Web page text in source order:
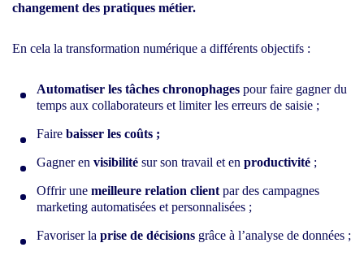
changement des pratiques métier.
En cela la transformation numérique a différents objectifs :
Automatiser les tâches chronophages pour faire gagner du
temps aux collaborateurs et limiter les erreurs de saisie ;
Faire baisser les coûts ;
Gagner en visibilité sur son travail et en productivité ;
Offrir une meilleure relation client par des campagnes
marketing automatisées et personnalisées ;
Favoriser la prise de décisions grâce à l’analyse de données ;